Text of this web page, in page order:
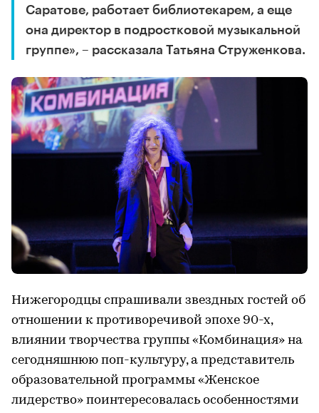
Саратове, работает библиотекарем, а еще
она директор в подростковой музыкальной
группе», – рассказала Татьяна Струженкова.
Нижегородцы спрашивали звездных гостей об
отношении к противоречивой эпохе 90-х,
влиянии творчества группы «Комбинация» на
сегодняшнюю поп-культуру, а представитель
образовательной программы «Женское
лидерство» поинтересовалась особенностями